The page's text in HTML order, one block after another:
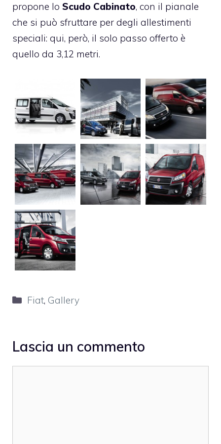
propone lo Scudo Cabinato, con il pianale
che si può sfruttare per degli allestimenti
speciali: qui, però, il solo passo offerto è
quello da 3,12 metri.
Categorie
Fiat, Gallery
Lascia un commento